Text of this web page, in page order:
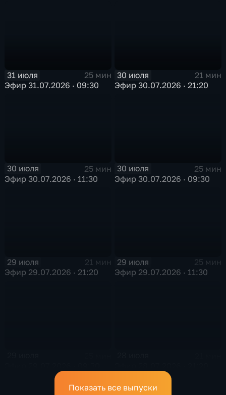
31 июля
25 мин
Эфир 31.07.2026 · 09:30
30 июля
21 мин
Эфир 30.07.2026 · 21:20
30 июля
25 мин
Эфир 30.07.2026 · 11:30
30 июля
25 мин
Эфир 30.07.2026 · 09:30
29 июля
21 мин
Эфир 29.07.2026 · 21:20
29 июля
25 мин
Эфир 29.07.2026 · 11:30
Показать все выпуски